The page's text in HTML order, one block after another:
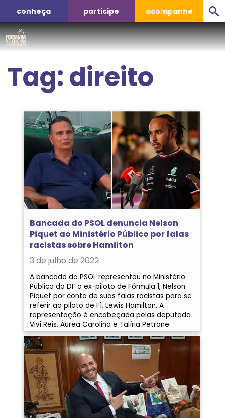
conheça participe acompanhe
Tag:direito
Bancada do PSOL denuncia Nelson
Piquet ao Ministério Público por falas
racistas sobre Hamilton
3 de julho de 2022
A bancada do PSOL representou no Ministério
Público do DF o ex-piloto de Fórmula 1, Nelson
Piquet por conta de suas falas racistas para se
referir ao piloto de F1, Lewis Hamilton. A
representação é encabeçada pelas deputada
Vivi Reis, Áurea Carolina e Talíria Petrone.